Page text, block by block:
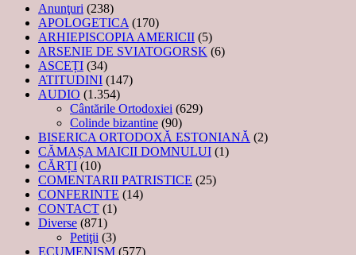
Anunţuri (238)
APOLOGETICA (170)
ARHIEPISCOPIA AMERICII (5)
ARSENIE DE SVIATOGORSK (6)
ASCEȚI (34)
ATITUDINI (147)
AUDIO (1.354)
Cântările Ortodoxiei (629)
Colinde bizantine (90)
BISERICA ORTODOXĂ ESTONIANĂ (2)
CĂMAȘA MAICII DOMNULUI (1)
CĂRȚI (10)
COMENTARII PATRISTICE (25)
CONFERINTE (14)
CONTACT (1)
Diverse (871)
Petiţii (3)
ECUMENISM (577)